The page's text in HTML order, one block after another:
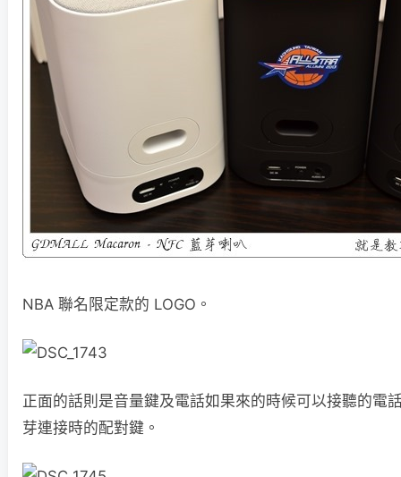
NBA 聯名限定款的 LOGO。
正面的話則是音量鍵及電話如果來的時候可以接聽的電
芽連接時的配對鍵。